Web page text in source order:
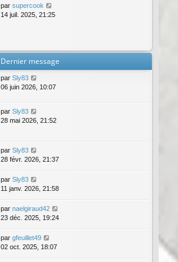
par supercook
14 juil. 2025, 21:25
Dernier message
par Sly83
06 juin 2026, 10:07
par Sly83
28 mai 2026, 21:52
par Sly83
28 févr. 2026, 21:37
par Sly83
11 janv. 2026, 21:58
par naelgiraud42
23 déc. 2025, 19:24
par gfeuillet49
02 oct. 2025, 18:07